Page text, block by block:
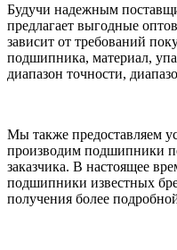
Будучи надежным
предлагает выгодные
зависит от требований
подшипника, материал,
диапазон точности,
Мы также предоставляем
производим подшипники
заказчика. В настоящее
подшипники известных
получения более